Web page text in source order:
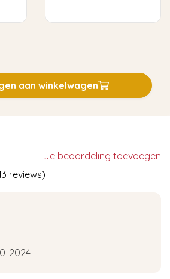
aan winkelwagen
Je beoordeling toevoegen
reviews)
2024